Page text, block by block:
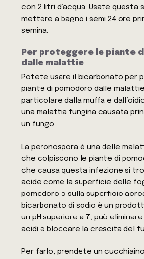
con 2 litri d’acqua. Usate questa
mettere a bagno i semi 24 ore
semina.
Per proteggere le piante
dalle malattie
Potete usare il bicarbonato per
piante di pomodoro dalle
particolare dalla muffa e
una malattia fungina causata
un fungo.
La peronospora è una delle
che colpiscono le piante di
che causa questa infezione si
acide come la superficie delle
pomodoro o sulla superficie
bicarbonato di sodio è un
un pH superiore a 7, può
acidi e bloccare la crescita del
Per farlo, prendete un